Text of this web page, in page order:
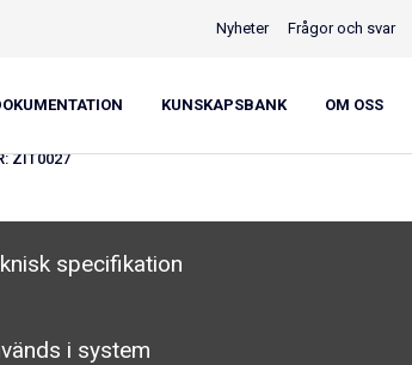
KUNSKAPSBANK OM OSS
Nyheter Frågor och svar
tapp räckesrör
ZIT0027
specifikation
i system